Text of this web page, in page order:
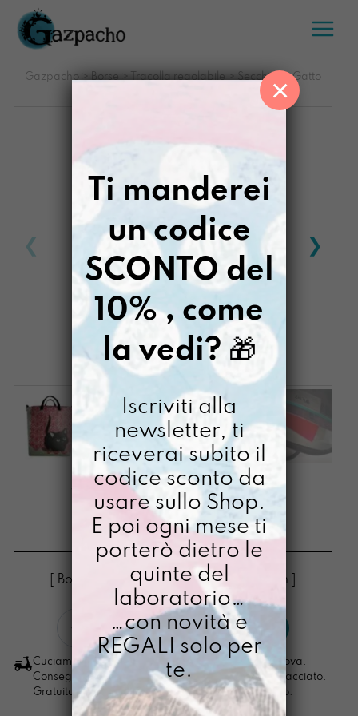
Salta
contenuto
Gazpacho > Borse > Tracolla regolabile > Secchiona Gatto
SECCHIONA GATTO
DEFINITIVO
€128,00
[ Borse Borsa zaino 2in1: 30 x 26 x 10 cm ]
Secchiona
Definitivo
quantità
LO VOGLIO
Cuciamo ogni ordine nel nostro laboratorio di Padova.
Consegna in 4/5 giorni lavorativi, pacco sempre tracciato.
Gratuita per ordini di importo superiore ai 100 euro.
Ti manderei
un codice
SCONTO del
10% , come
la vedi? 🎁
Iscriviti alla
newsletter, ti
riceverai subito il
codice sconto da
usare sullo Shop.
E poi ogni mese ti
porterò dietro le
quinte del
laboratorio…
…con novità e
REGALI solo per
te.
×